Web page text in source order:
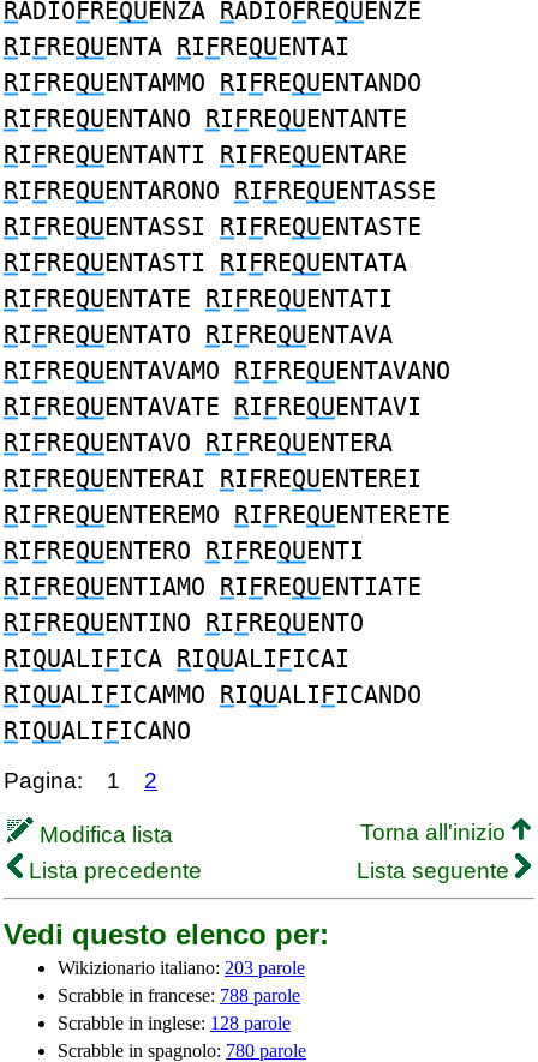
RADIOFREQUENZA RADIOFREQUENZE
RIFREQUENTA RIFREQUENTAI
RIFREQUENTAMMO RIFREQUENTANDO
RIFREQUENTANO RIFREQUENTANTE
RIFREQUENTANTI RIFREQUENTARE
RIFREQUENTARONO RIFREQUENTASSE
RIFREQUENTASSI RIFREQUENTASTE
RIFREQUENTASTI RIFREQUENTATA
RIFREQUENTATE RIFREQUENTATI
RIFREQUENTATO RIFREQUENTAVA
RIFREQUENTAVAMO RIFREQUENTAVANO
RIFREQUENTAVATE RIFREQUENTAVI
RIFREQUENTAVO RIFREQUENTERA
RIFREQUENTERAI RIFREQUENTEREI
RIFREQUENTEREMO RIFREQUENTERETE
RIFREQUENTERO RIFREQUENTI
RIFREQUENTIAMO RIFREQUENTIATE
RIFREQUENTINO RIFREQUENTO
RIQUALIFICA RIQUALIFICAI
RIQUALIFICAMMO RIQUALIFICANDO
RIQUALIFICANO
Pagina: 1 2
Modifica lista
Torna all'inizio
Lista precedente
Lista seguente
Vedi questo elenco per:
Wikizionario italiano: 203 parole
Scrabble in francese: 788 parole
Scrabble in inglese: 128 parole
Scrabble in spagnolo: 780 parole